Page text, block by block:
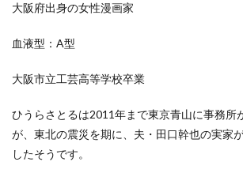
大阪府出身の女性漫画家
血液型：A型
大阪市立工芸高等学校卒業
ひうらさとるは2011年まで東京青山に事務所
が、東北の震災を期に、夫・田口幹也の実家
したそうです。